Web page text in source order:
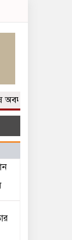
রাখায়